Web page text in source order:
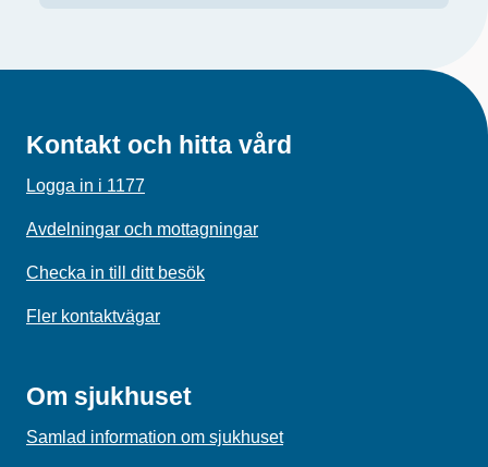
Kontakt och hitta vård
Logga in i 1177
Avdelningar och mottagningar
Checka in till ditt besök
Fler kontaktvägar
Om sjukhuset
Samlad information om sjukhuset